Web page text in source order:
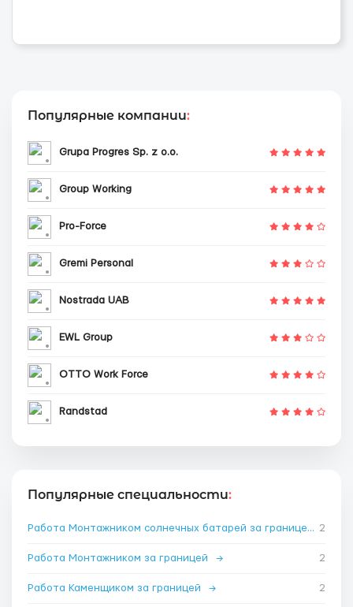
Популярные компании:
Grupa Progres Sp. z o.o.
Group Working
Pro-Force
Gremi Personal
Nostrada UAB
EWL Group
OTTO Work Force
Randstad
Популярные специальности:
Работа Монтажником солнечных батарей за границей →
2
Работа Монтажником за границей → 2
Работа Каменщиком за границей → 2